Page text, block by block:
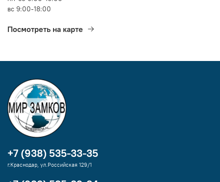
вс 9:00-18:00
Посмотреть на карте
+7 (938) 535-33-35
г.Краснодар, ул.Российская 129/1